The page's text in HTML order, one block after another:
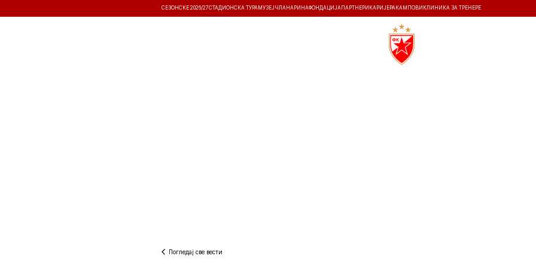
СЕЗОНСКЕ 2026/27СТАДИОНСКА ТУРА МУЗЕЈ ЧЛАНАРИНАФОНДАЦИЈА ПАРТНЕРИ КАРИЈЕРА КАМПОВИ КЛИНИКА ЗА ТРЕНЕРЕ
Погледај све вести